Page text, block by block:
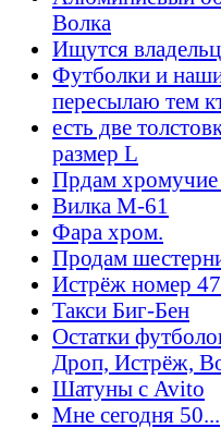
Волка
Ищутся
Футболки и
пересылаю тем
есть две
размер L
Прдам хромучие
Вилка М-61
Фара хром.
Продам
Истрёж номер
Такси Биг-Бен
Остатки
Дроп, Истрёж,
Шатуны с Avito
Мне сегодня 50...